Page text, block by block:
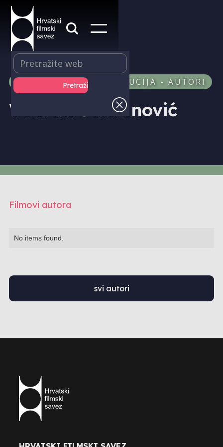
PRODUKCIJA I DISTRIBUCIJA - AUTORI
Vedran Šamanović
Filmovi autora
No items found.
svi autori